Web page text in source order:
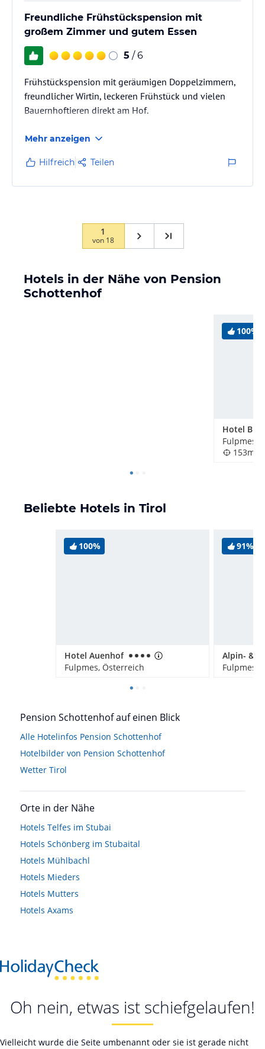
Freundliche Frühstückspension mit
großem Zimmer und gutem Essen
5 / 6
Frühstückspension mit geräumigen Doppelzimmern,
freundlicher Wirtin, leckeren Frühstück und vielen
Bauernhoftieren direkt am Hof.
Mehr anzeigen
Hilfreich Teilen
1
von 18
Hotels in der Nähe von Pension
Schottenhof
100%
Hotel
Fulpmes,
153m
Beliebte Hotels in Tirol
100%
Hotel Auenhof
Fulpmes, Österreich
91%
Fulpmes,
Pension Schottenhof auf einen Blick
Alle Hotelinfos Pension Schottenhof
Hotelbilder von Pension Schottenhof
Wetter Tirol
Orte in der Nähe
Hotels Telfes im Stubai
Hotels Schönberg im Stubaital
Hotels Mühlbachl
Hotels Mieders
Hotels Mutters
Hotels Axams
Oh nein, etwas ist schiefgelaufen!
Vielleicht wurde die Seite umbenannt oder sie ist gerade nicht